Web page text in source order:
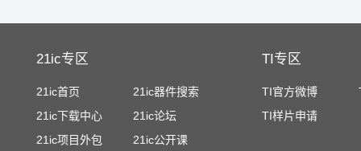
21ic专区
21ic首页
21ic器件搜索
21ic下载中心
21ic论坛
21ic项目外包
21ic公开课
TI专区
TI官方微博
TI样片申请